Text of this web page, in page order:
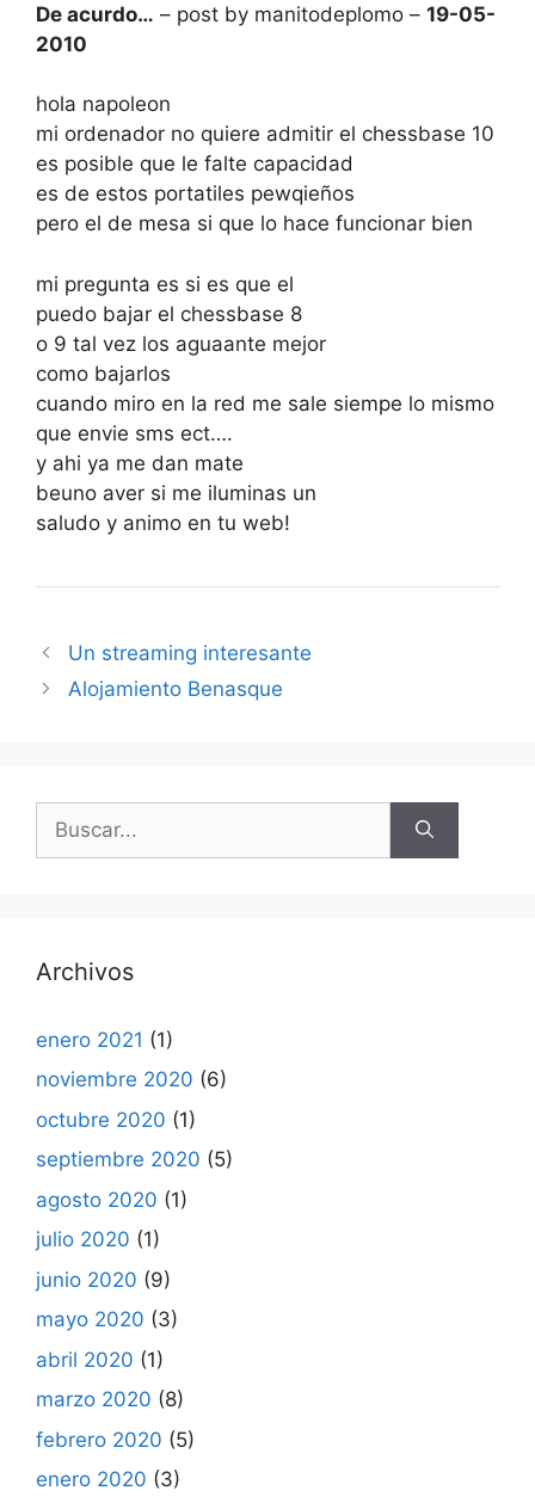
De acurdo… – post by manitodeplomo – 19-05-
2010
hola napoleon
mi ordenador no quiere admitir el chessbase 10
es posible que le falte capacidad
es de estos portatiles pewqieños
pero el de mesa si que lo hace funcionar bien
mi pregunta es si es que el
puedo bajar el chessbase 8
o 9 tal vez los aguaante mejor
como bajarlos
cuando miro en la red me sale siempe lo mismo
que envie sms ect….
y ahi ya me dan mate
beuno aver si me iluminas un
saludo y animo en tu web!
Un streaming interesante
Alojamiento Benasque
Archivos
enero 2021 (1)
noviembre 2020 (6)
octubre 2020 (1)
septiembre 2020 (5)
agosto 2020 (1)
julio 2020 (1)
junio 2020 (9)
mayo 2020 (3)
abril 2020 (1)
marzo 2020 (8)
febrero 2020 (5)
enero 2020 (3)